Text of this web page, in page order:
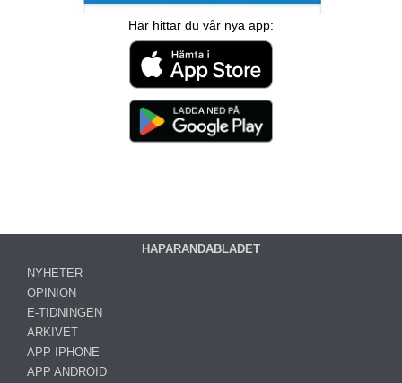
Här hittar du vår nya app:
HAPARANDABLADET
NYHETER
OPINION
E-TIDNINGEN
ARKIVET
APP IPHONE
APP ANDROID